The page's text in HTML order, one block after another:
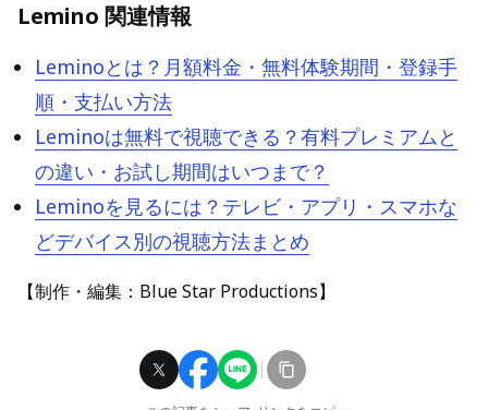
Lemino 関連情報
Leminoとは？月額料金・無料体験期間・登録手
順・支払い方法
Leminoは無料で視聴できる？有料プレミアムと
の違い・お試し期間はいつまで？
Leminoを見るには？テレビ・アプリ・スマホな
どデバイス別の視聴方法まとめ
【制作・編集：Blue Star Productions】